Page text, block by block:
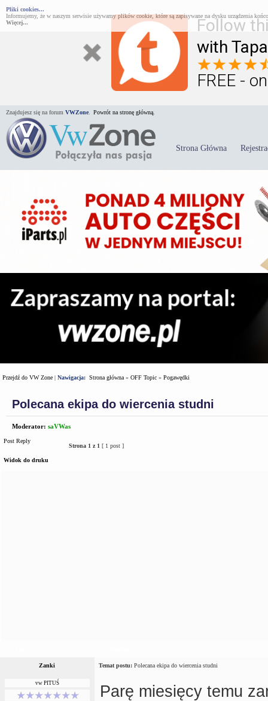
Follow
with
FREE -
Pliki cookies...
Informujemy, że w naszym serwisie używamy plików cookie, które są zapisywane na dysku urządzenia
Więcej...
Znajdujesz się na forum VWZone Powrót na stronę główną.
Strona Główna
Przejdź do VW Zone | Nawigacja: Strona główna » OFF Topic » Pogawędki
Polecana ekipa do wiercenia studni
Moderator: saVWas
Post Reply
Strona 1 z 1 [ 1 post ]
Widok do druku
Zanki Temat postu: Polecana ekipa do wiercenia studni
vw PITUŚ
Parę miesięcy temu